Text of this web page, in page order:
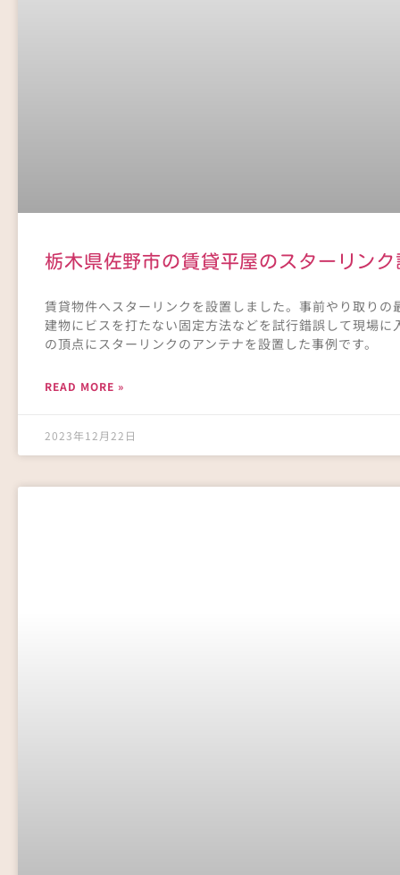
栃木県佐野市の賃貸平屋のスターリン
賃貸物件へスターリンクを設置しました。事前やり取り
建物にビスを打たない固定方法などを試行錯誤して現場
の頂点にスターリンクのアンテナを設置した事例です。
READ MORE »
2023年12月22日